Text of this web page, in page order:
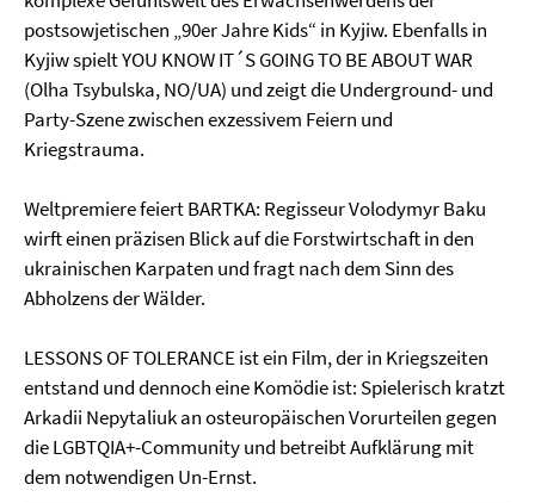
postsowjetischen „90er Jahre Kids“ in Kyjiw. Ebenfalls in
Kyjiw spielt YOU KNOW IT´S GOING TO BE ABOUT WAR
(Olha Tsybulska, NO/UA) und zeigt die Underground- und
Party-Szene zwischen exzessivem Feiern und
Kriegstrauma.
Weltpremiere feiert BARTKA: Regisseur Volodymyr Baku
wirft einen präzisen Blick auf die Forstwirtschaft in den
ukrainischen Karpaten und fragt nach dem Sinn des
Abholzens der Wälder.
LESSONS OF TOLERANCE ist ein Film, der in Kriegszeiten
entstand und dennoch eine Komödie ist: Spielerisch kratzt
Arkadii Nepytaliuk an osteuropäischen Vorurteilen gegen
die LGBTQIA+-Community und betreibt Aufklärung mit
dem notwendigen Un-Ernst.